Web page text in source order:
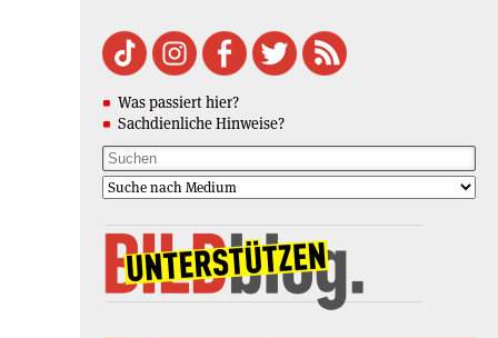
Was passiert hier?
Sachdienliche Hinweise?